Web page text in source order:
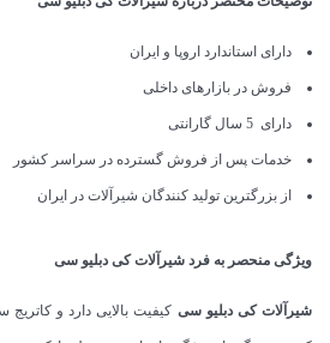
دارای استاندارد اروپا و ایران
فروش در بازارهای داخلی
دارای 5 سال گارانتی
خدمات پس از فروش گسترده در سراسر کشور
از بزرگترین تولید کنندگان شیرآلات در ایران
ویژگی منحصر به فرد شیرآلات کی دبلیو سی
شیرآلاتکی دبلیو سی کیفیت بالایی دارد و